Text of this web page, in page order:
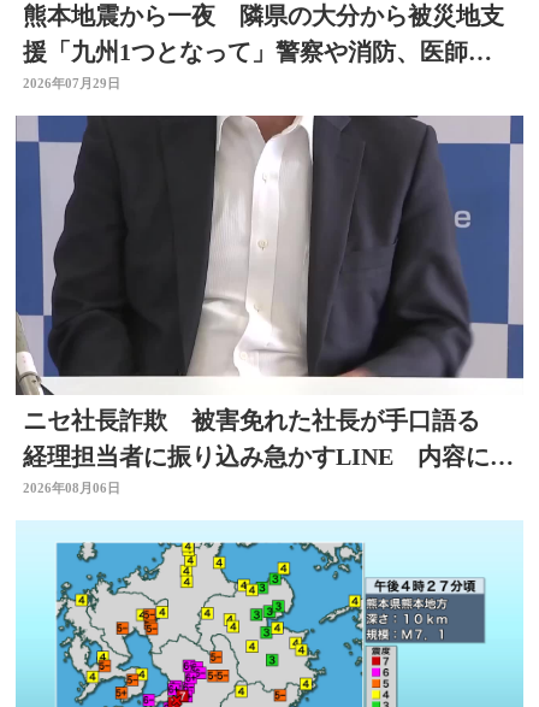
熊本地震から一夜 隣県の大分から被災地支
援「九州1つとなって」警察や消防、医師、
看護師、水道局など
2026年07月29日
ニセ社長詐欺 被害免れた社長が手口語る
経理担当者に振り込み急かすLINE 内容に不
信感 大分
2026年08月06日